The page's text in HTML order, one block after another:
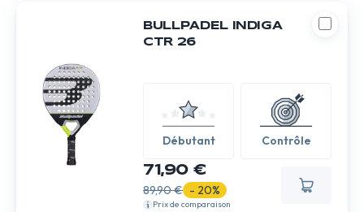
BULLPADEL INDIGA
CTR 26
Débutant Contrôle
71,90 €
89,90 € - 20%
Prix de comparaison